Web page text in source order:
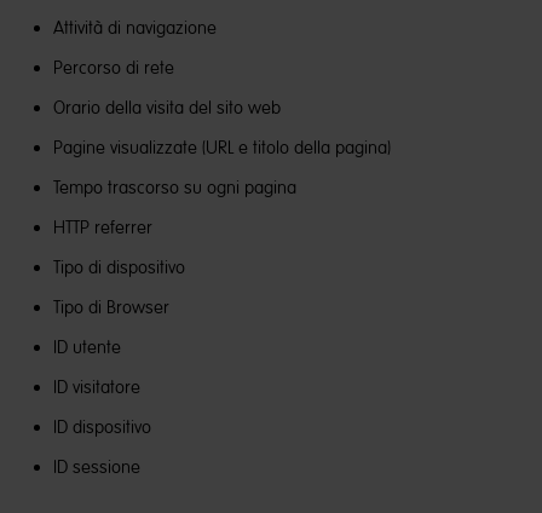
Attività di navigazione
Percorso di rete
Orario della visita del sito web
Pagine visualizzate (URL e titolo della pagina)
Tempo trascorso su ogni pagina
HTTP referrer
Tipo di dispositivo
Tipo di Browser
ID utente
ID visitatore
ID dispositivo
ID sessione